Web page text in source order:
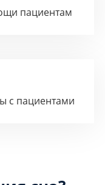
пациентам
с пациентами